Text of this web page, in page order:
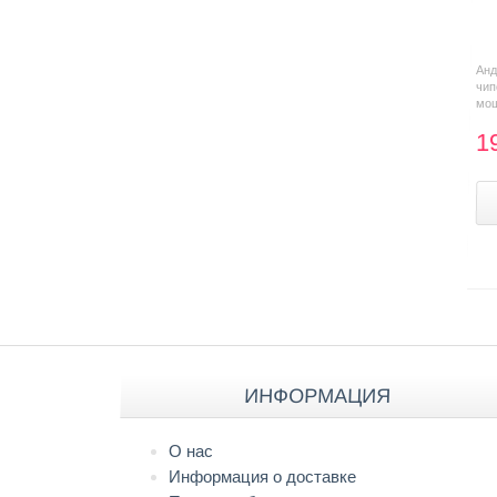
ИНФОРМАЦИЯ
О нас
Информация о доставке